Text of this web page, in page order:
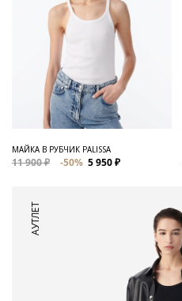
МАЙКА В РУБЧИК PALISSA
11 900 ₽ -50% 5 950 ₽
АУТЛЕТ